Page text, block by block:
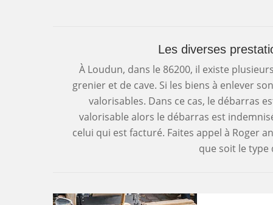
Les diverses
À Loudun, dans le 86200, il existe
grenier et de cave. Si les biens à enlever
valorisables. Dans ce cas, le débarras
valorisable alors le débarras est
celui qui est facturé. Faites appel à Roger
que soit le type